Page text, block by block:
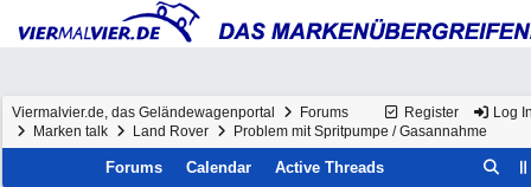
Register Log
Viermalvier.de, das Geländewagenportal
Forums
Marken talk
Land Rover Problem mit Spritpumpe / Gasannahme
Forums Calendar Active Threads